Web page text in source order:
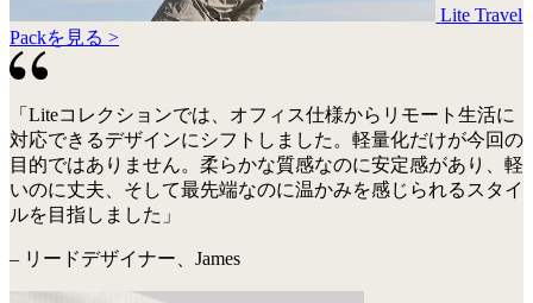
Lite Travel
Packを見る >
「Liteコレクションでは、オフィス仕様からリモート生活に
対応できるデザインにシフトしました。軽量化だけが今回の
目的ではありません。柔らかな質感なのに安定感があり、軽
いのに丈夫、そして最先端なのに温かみを感じられるスタイ
ルを目指しました」
– リードデザイナー、James